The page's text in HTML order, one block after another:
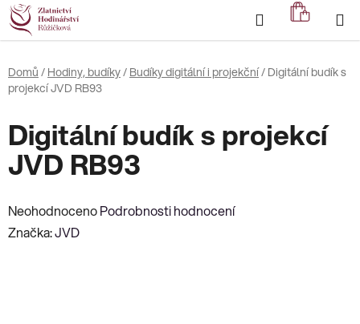
Přejít
na
obsah
Hledat
KOŠÍK
Domů / Hodiny, budíky/ Budíky digitální i projekční/ Digitální budík s
projekcí JVD RB93
Digitální budík s projekcí
JVD RB93
Průměrné
hodnocení
NeohodnocenoPodrobnosti hodnocení
Značka:JVD